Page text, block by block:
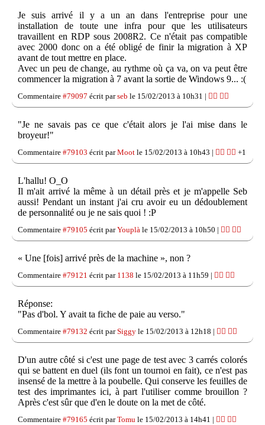
Je suis arrivé il y a un an dans l'entreprise pour une
installation de toute une infra pour que les utilisateurs
travaillent en RDP sous 2008R2. Ce n'était pas compatible
avec 2000 donc on a été obligé de finir la migration à XP
avant de tout mettre en place.
Avec un peu de change, au rythme où ça va, on va peut être
commencer la migration à 7 avant la sortie de Windows 9... :(
Commentaire #79097 écrit parseb le 15/02/2013 à 10h31 | 👍🏽 👎🏽
"Je ne savais pas ce que c'était alors je l'ai mise dans le
broyeur!"
Commentaire #79103 écrit parMoot le 15/02/2013 à 10h43 | 👍🏽 👎🏽 +1
L'hallu! O_O
Il m'ait arrivé la même à un détail près et je m'appelle Seb
aussi! Pendant un instant j'ai cru avoir eu un dédoublement
de personnalité ou je ne sais quoi ! :P
Commentaire #79105 écrit parYouplà le 15/02/2013 à 10h50 | 👍🏽 👎🏽
« Une [fois] arrivé près de la machine », non ?
Commentaire #79121 écrit par 1138 le 15/02/2013 à 11h59 | 👍🏽 👎🏽
Réponse:
"Pas d'bol. Y avait ta fiche de paie au verso."
Commentaire #79132 écrit parSiggy le 15/02/2013 à 12h18 | 👍🏽 👎🏽
D'un autre côté si c'est une page de test avec 3 carrés colorés
qui se battent en duel (ils font un tournoi en fait), ce n'est pas
insensé de la mettre à la poubelle. Qui conserve les feuilles de
test des imprimantes ici, à part l'utiliser comme brouillon ?
Après c'est sûr que d'en le doute on la met de côté.
Commentaire #79165 écrit parTomu le 15/02/2013 à 14h41 | 👍🏽 👎🏽